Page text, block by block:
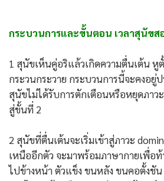
กระบวนการและขั้นตอน เวลาสุนัขส
1 สุนัขเห็นคู่อริแล้วเกิดความตื่นเต้น หู
กระวนกระวาย กระบวนการนี้จะคงอยู่
สุนัขไม่ได้รับการตักเตือนหรือหยุดภา
สู่ขั้นที่ 2
2 สุนัขที่ตื่นเต้นจะเริ่มเข้าสู่ภาวะ
เหนืออีกตัว จะมาพร้อมภาษากายเพื่อท้
ไปข้างหน้า ตัวแข็ง ขนหลัง ขนคอตั้งชัน